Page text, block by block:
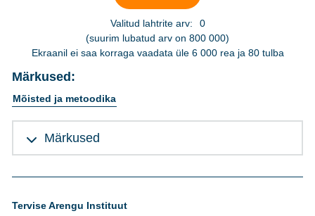
Valitud lahtrite arv:
0
(suurim lubatud arv on 800 000)
Ekraanil ei saa korraga vaadata üle 6 000 rea ja 80 tulba
Märkused:
Mõisted ja metoodika
Märkused
Tervise Arengu Instituut